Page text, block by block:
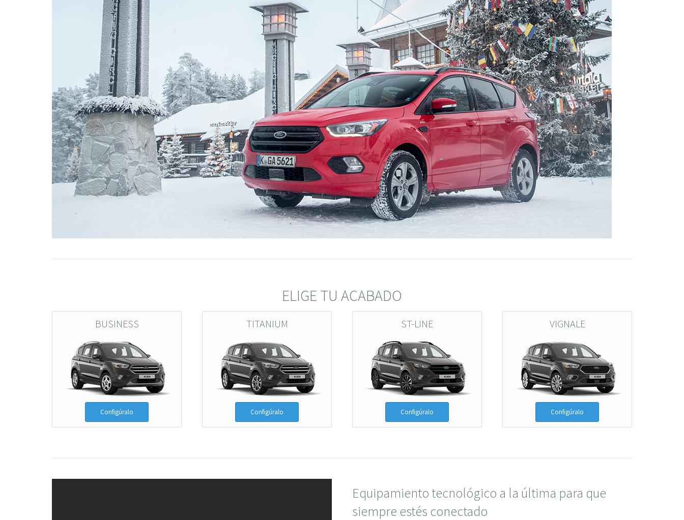
ELIGE TU ACABADO
BUSINESS
Configúralo
TITANIUM
Configúralo
ST-LINE
Configúralo
VIGNALE
Configúralo
Equipamiento tecnológico a la última para que
siempre estés conectado